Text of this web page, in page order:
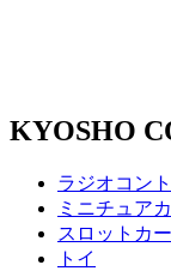
KYOSHO
ラジオコン
ミニチュア
スロットカー
トイ